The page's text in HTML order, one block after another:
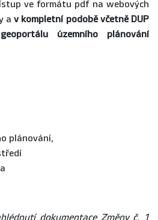
ve formátu pdf na webových
a v kompletní podobě včetně DUP
územního plánování
plánování,